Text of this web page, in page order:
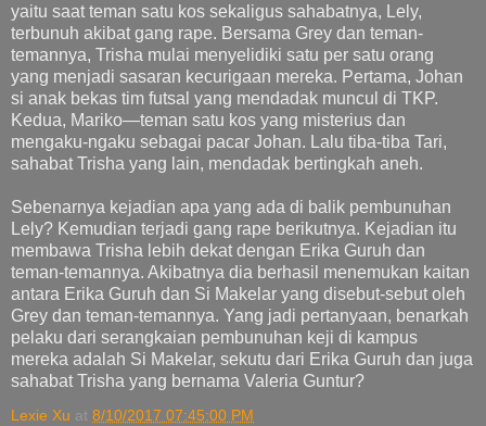
yaitu saat teman satu kos sekaligus sahabatnya, Lely,
terbunuh akibat gang rape. Bersama Grey dan teman-
temannya, Trisha mulai menyelidiki satu per satu orang
yang menjadi sasaran kecurigaan mereka. Pertama, Johan
si anak bekas tim futsal yang mendadak muncul di TKP.
Kedua, Mariko—teman satu kos yang misterius dan
mengaku-ngaku sebagai pacar Johan. Lalu tiba-tiba Tari,
sahabat Trisha yang lain, mendadak bertingkah aneh.
Sebenarnya kejadian apa yang ada di balik pembunuhan
Lely? Kemudian terjadi gang rape berikutnya. Kejadian itu
membawa Trisha lebih dekat dengan Erika Guruh dan
teman-temannya. Akibatnya dia berhasil menemukan kaitan
antara Erika Guruh dan Si Makelar yang disebut-sebut oleh
Grey dan teman-temannya. Yang jadi pertanyaan, benarkah
pelaku dari serangkaian pembunuhan keji di kampus
mereka adalah Si Makelar, sekutu dari Erika Guruh dan juga
sahabat Trisha yang bernama Valeria Guntur?
Lexie Xu at 8/10/2017 07:45:00 PM